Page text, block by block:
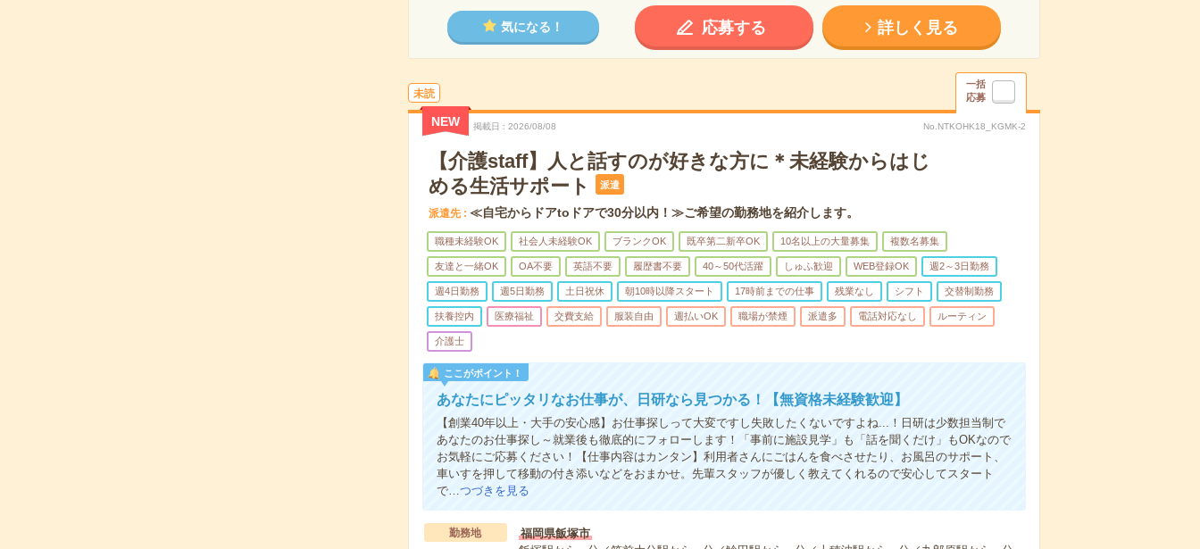
気になる！ 応募する 詳しく見る
未読
一括
応募
NEW 掲載日 2026/08/08 No.NTKOHK18_KGMK-2
【介護staff】人と話すのが好きな方に＊未経験からはじ
める生活サポート
派遣
派遣先 ≪自宅からドアtoドアで30分以内！≫ご希望の勤務地を紹介します。
職種未経験OK 社会人未経験OK ブランクOK 既卒第二新卒OK 10名以上の大量募集 複数名募集
友達と一緒OK OA不要 英語不要 履歴書不要 40～50代活躍 しゅふ歓迎 WEB登録OK 週2～3日勤務
週4日勤務 週5日勤務 土日祝休 朝10時以降スタート 17時前までの仕事 残業なし シフト 交替制勤務
扶養控内 医療福祉 交費支給 服装自由 週払いOK 職場が禁煙 派遣多 電話対応なし ルーティン
介護士
ここがポイント！
あなたにピッタリなお仕事が、日研なら見つかる！【無資格未経験歓迎】
【創業40年以上・大手の安心感】お仕事探しって大変ですし失敗したくないですよね...！日研は少数担当制で
あなたのお仕事探し～就業後も徹底的にフォローします！「事前に施設見学」も「話を聞くだけ」もOKなので
お気軽にご応募ください！【仕事内容はカンタン】利用者さんにごはんを食べさせたり、お風呂のサポート、
車いすを押して移動の付き添いなどをおまかせ。先輩スタッフが優しく教えてくれるので安心してスタート
で…つづきを見る
勤務地
福岡県飯塚市